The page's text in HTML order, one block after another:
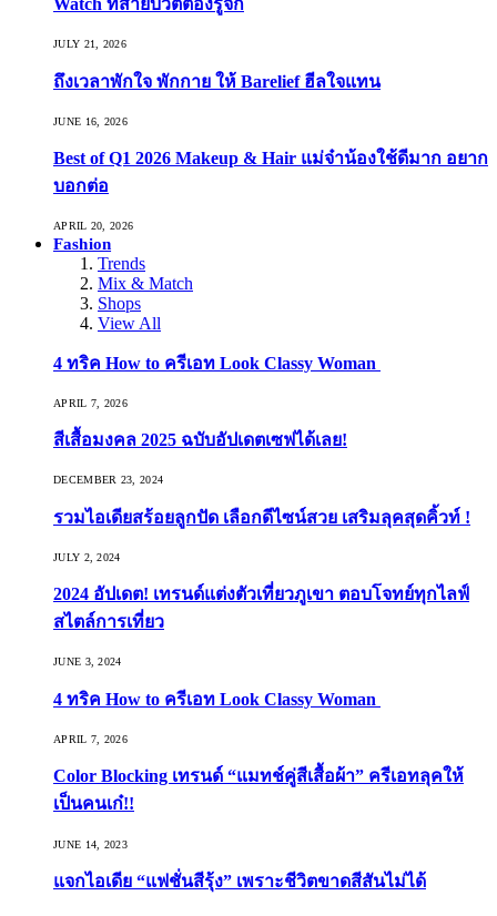
Watch ที่สายบิวตี้ต้องรู้จัก
JULY 21, 2026
ถึงเวลาพักใจ พักกาย ให้ Barelief ฮีลใจแทน
JUNE 16, 2026
Best of Q1 2026 Makeup & Hair แม่จ๋าน้องใช้ดีมาก อยาก
บอกต่อ
APRIL 20, 2026
Fashion
Trends
Mix & Match
Shops
View All
4 ทริค How to ครีเอท Look Classy Woman
APRIL 7, 2026
สีเสื้อมงคล 2025 ฉบับอัปเดตเซฟได้เลย!
DECEMBER 23, 2024
รวมไอเดียสร้อยลูกปัด เลือกดีไซน์สวย เสริมลุคสุดคิ้วท์ !
JULY 2, 2024
2024 อัปเดต! เทรนด์แต่งตัวเที่ยวภูเขา ตอบโจทย์ทุกไลฟ์
สไตล์การเที่ยว
JUNE 3, 2024
4 ทริค How to ครีเอท Look Classy Woman
APRIL 7, 2026
Color Blocking เทรนด์ “แมทช์คู่สีเสื้อผ้า” ครีเอทลุคให้
เป็นคนเก๋!!
JUNE 14, 2023
แจกไอเดีย “แฟชั่นสีรุ้ง” เพราะชีวิตขาดสีสันไม่ได้